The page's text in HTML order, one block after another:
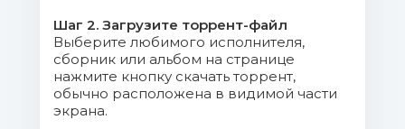
008. Ансамбль русской песни
«Хмель» - Белым снегом.mp3 (9.38 Mb)
Шаг 2. Загрузите торрент-файл
Выберите любимого исполнителя,
сборник или альбом на странице
нажмите кнопку скачать торрент,
обычно расположена в видимой части
экрана.